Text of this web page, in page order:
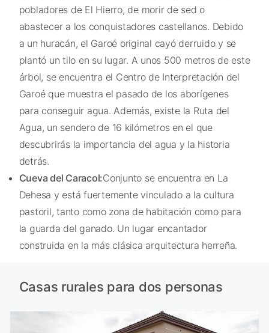
pobladores de El Hierro, de morir de sed o
abastecer a los conquistadores castellanos. Debido
a un huracán, el Garoé original cayó derruido y se
plantó un tilo en su lugar. A unos 500 metros de este
árbol, se encuentra el Centro de Interpretación del
Garoé que muestra el pasado de los aborígenes
para conseguir agua. Además, existe la Ruta del
Agua, un sendero de 16 kilómetros en el que
descubrirás la importancia del agua y la historia
detrás.
Cueva del Caracol:Conjunto se encuentra en La
Dehesa y está fuertemente vinculado a la cultura
pastoril, tanto como zona de habitación como para
la guarda del ganado. Un lugar encantador
construida en la más clásica arquitectura herreña.
Casas rurales para dos personas